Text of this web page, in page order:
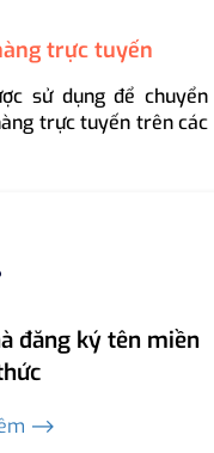
trực tuyến
sử dụng để chuyển
trực tuyến trên các
đăng ký tên miền
⟶